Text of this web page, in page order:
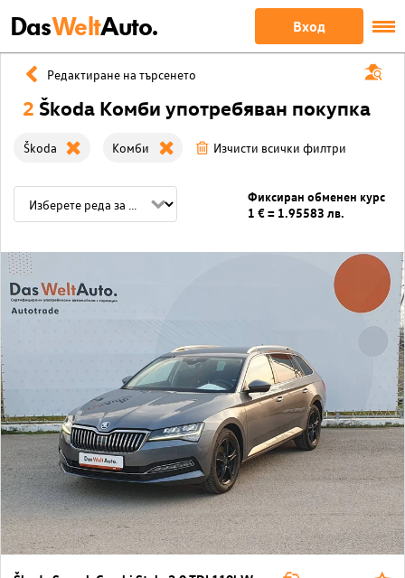
DasWeltAuto. Вход
Редактиране на търсенето
2 Škoda Комби употребяван покупка
Škoda Комби Изчисти всички филтри
Фиксиран обменен курс
1 € = 1.95583 лв.